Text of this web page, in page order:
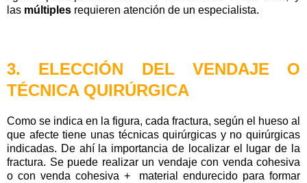
las múltiples requieren atención de un especialista.
3. ELECCIÓN DEL VENDAJE O
TÉCNICA QUIRÚRGICA
Como se indica en la figura, cada fractura, según el hueso al
que afecte tiene unas técnicas quirúrgicas y no quirúrgicas
indicadas. De ahí la importancia de localizar el lugar de la
fractura. Se puede realizar un vendaje con venda cohesiva
o con venda cohesiva + material endurecido para formar